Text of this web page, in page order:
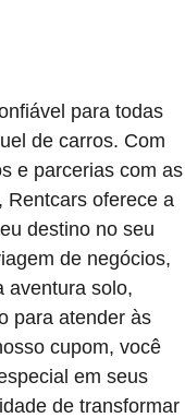
para todas
de carros. Com
e parcerias com as
Rentcars oferece a
destino no seu
de negócios,
aventura solo,
para atender às
cupom, você
em seus
de transformar